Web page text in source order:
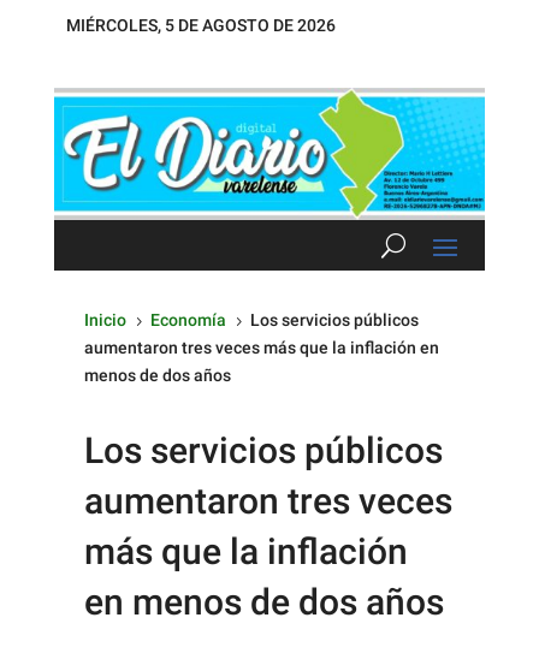
MIÉRCOLES, 5 DE AGOSTO DE 2026
Inicio 5 Economía 5 Los servicios públicos
aumentaron tres veces más que la inflación en
menos de dos años
Los servicios públicos
aumentaron tres veces
más que la inflación
en menos de dos años